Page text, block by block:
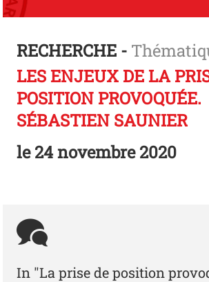
RECHERCHE -
LES ENJEUX DE LA
POSITION PROVOQUÉE.
SÉBASTIEN SAUNIER
le24 novembre 2020
In "La prise de position